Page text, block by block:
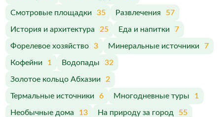
Смотровые площадки 35 Развлечения 57
История и архитектура 25 Еда и напитки 7
Форелевое хозяйство 3 Минеральные источники 7
Кофейни 1 Водопады 32
Золотое кольцо Абхазии 2
Термальные источники 6 Многодневные туры 1
Необычные дома 13 На природу за город 55